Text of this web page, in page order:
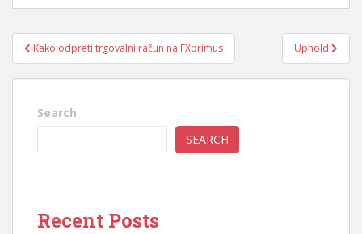
Post
navigation
Kako odpreti trgovalni račun na FXprimus Uphold
Search
SEARCH
Recent Posts